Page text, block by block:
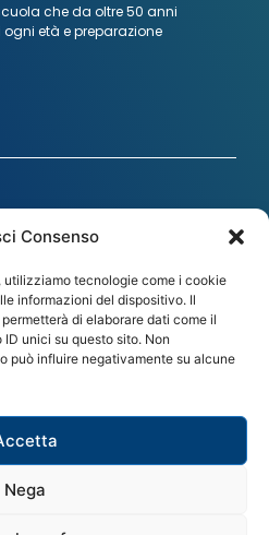
Consenso
utilizziamo tecnologie come i cookie
informazioni del dispositivo. Il
di elaborare dati come il
unici su questo sito. Non
può influire negativamente su alcune
Nega
che da oltre 50 anni
età e preparazione
- Thiene (VI)